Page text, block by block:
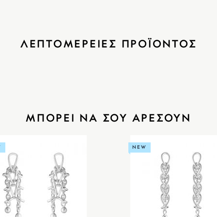
ΛΕΠΤΟΜΕΡΕΙΕΣ ΠΡΟΪΟΝΤΟΣ
ΜΠΟΡΕΙ ΝΑ ΣΟΥ ΑΡΕΣΟΥΝ
NEW